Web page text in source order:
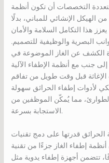
التخصصات أن تكون أنظمة
الهيكل الإنشائي للمباني، بدلًا
هذا التكامل السلامة والأمان
البصرية والوظيفية للتصميم.
الكشف عن الغاز الموضوعة في
جنب مع أنظمة الإطفاء الآلية
الإغاثة قبل وقت طويل من تفاقم
لأدوات إطفاء الحرائق سهولة
مما يُمكّن الموظفين من
الاستجابة بسرعة.
قدرتها على دمج تقنيات
إطفاء الغاز جزءًا من تقنية
تتضمن أجهزة إطفاء يدوية مثل